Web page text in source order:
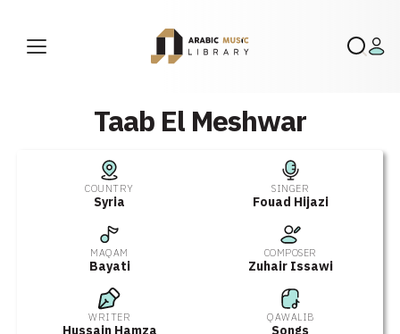
Taab El Meshwar
COUNTRY
Syria
SINGER
Fouad Hijazi
MAQAM
Bayati
COMPOSER
Zuhair Issawi
WRITER QAWALIB